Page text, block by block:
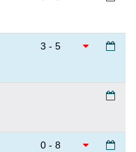
3 - 5
0 - 8